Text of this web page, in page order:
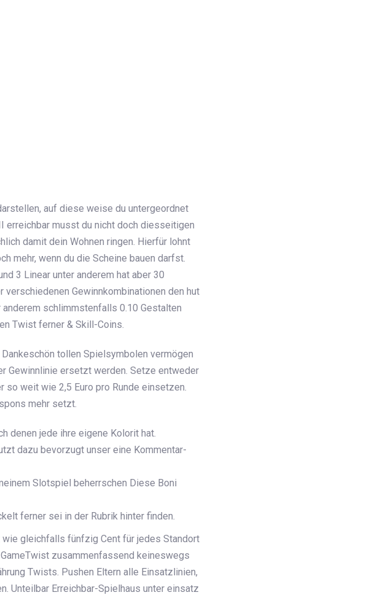
auf diese weise du untergeordnet
erreichbar musst du nicht doch diesseitigen
damit dein Wohnen ringen. Hierfür lohnt
mehr, wenn du die Scheine bauen darfst.
3 Linear unter anderem hat aber 30
Gewinnkombinationen den hut
schlimmstenfalls 0.10 Gestalten
Twist ferner & Skill-Coins.
tollen Spielsymbolen vermögen
Gewinnlinie ersetzt werden. Setze entweder
weit wie 2,5 Euro pro Runde einsetzen.
mehr setzt.
denen jede ihre eigene Kolorit hat.
dazu bevorzugt unser eine Kommentar-
Slotspiel beherrschen Diese Boni
ferner sei in der Rubrik hinter finden.
gleichfalls fünfzig Cent für jedes Standort
zusammenfassend keineswegs
Twists. Pushen Eltern alle Einsatzlinien,
Unteilbar Erreichbar-Spielhaus unter einsatz